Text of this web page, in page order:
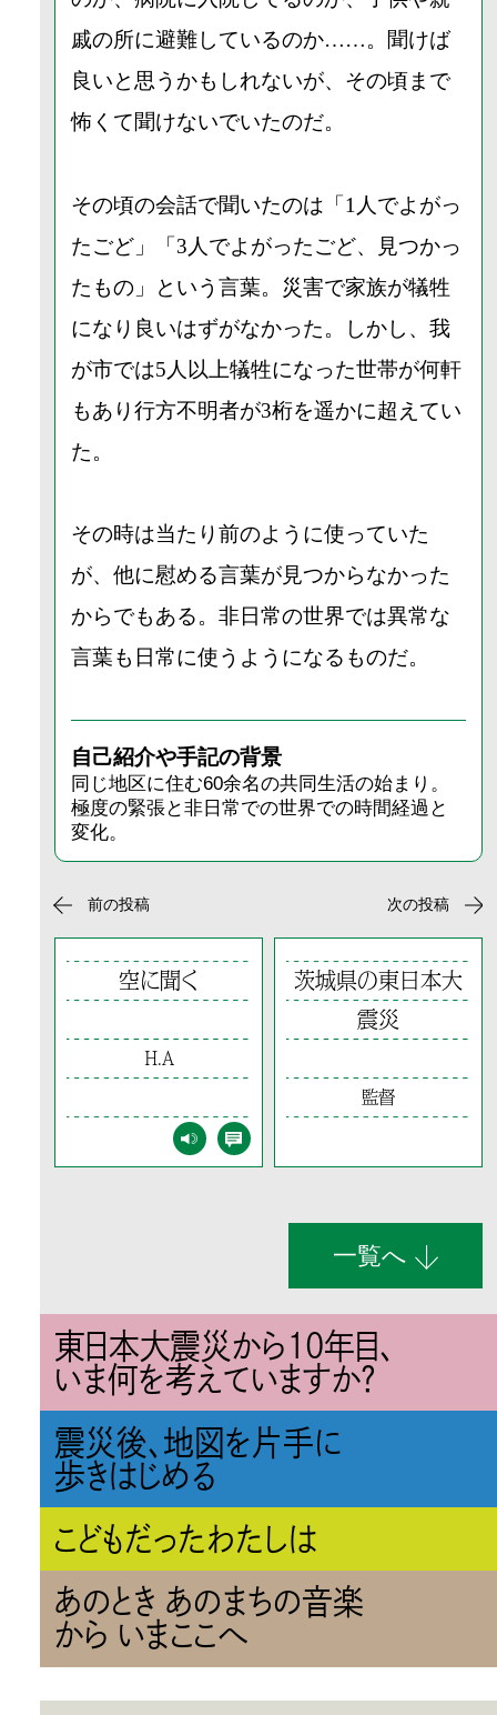
戚の所に避難しているのか……。聞けば
良いと思うかもしれないが、その頃まで
怖くて聞けないでいたのだ。
その頃の会話で聞いたのは「1人でよがっ
たごど」「3人でよがったごど、見つかっ
たもの」という言葉。災害で家族が犠牲
になり良いはずがなかった。しかし、我
が市では5人以上犠牲になった世帯が何軒
もあり行方不明者が3桁を遥かに超えてい
た。
その時は当たり前のように使っていた
が、他に慰める言葉が見つからなかった
からでもある。非日常の世界では異常な
言葉も日常に使うようになるものだ。
自己紹介や手記の背景
同じ地区に住む60余名の共同生活の始まり。
極度の緊張と非日常での世界での時間経過と
変化。
前の投稿
空に聞く
H.A
次の投稿
茨城県の東日本大
震災
監督
一覧へ
東日本大震災から10年目、
いま何を考えていますか？
震災後、地図を片手に
歩きはじめる
こどもだったわたしは
あのとき あのまちの音楽
から いまここへ